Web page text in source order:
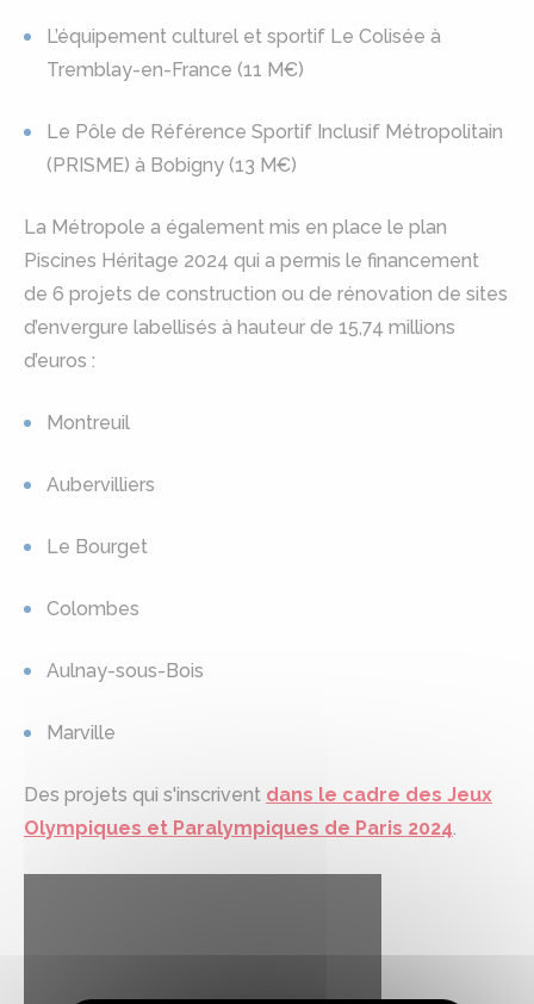
L’équipement culturel et sportif Le Colisée à
Tremblay-en-France (11 M€)
Le Pôle de Référence Sportif Inclusif Métropolitain
(PRISME) à Bobigny (13 M€)
La Métropole a également mis en place le plan
Piscines Héritage 2024 qui a permis le financement
de 6 projets de construction ou de rénovation de sites
d’envergure labellisés à hauteur de 15,74 millions
d’euros :
Montreuil
Aubervilliers
Le Bourget
Colombes
Aulnay-sous-Bois
Marville
Des projets qui s'inscrivent dans le cadre des Jeux
Olympiques et Paralympiques de Paris 2024.